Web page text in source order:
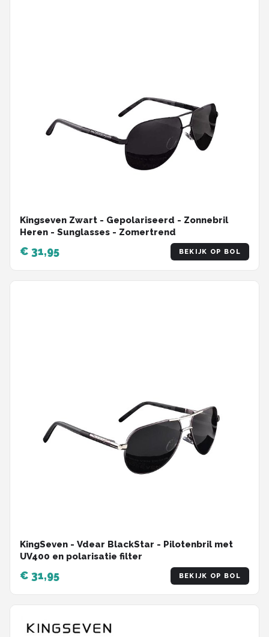
Kingseven Zwart - Gepolariseerd - Zonnebril
Heren - Sunglasses - Zomertrend
€ 31,95 BEKIJK OP BOL
KingSeven - Vdear BlackStar - Pilotenbril met
UV400 en polarisatie filter
€ 31,95 BEKIJK OP BOL